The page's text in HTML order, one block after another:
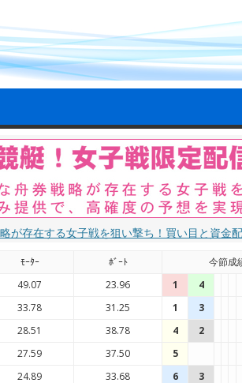
が存在する女子戦を狙い撃ち！買い目と資金
ﾓｰﾀｰ ﾎﾞｰﾄ 今節成
49.07 23.96 1 4
33.78 31.25 1 3
28.51 38.78 4 2
27.59 37.50 5
24.89 33.68 6 3